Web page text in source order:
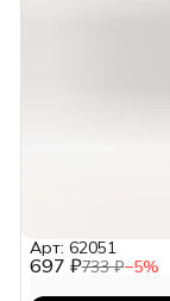
697 ₽733 ₽−5%
Арт: 62051